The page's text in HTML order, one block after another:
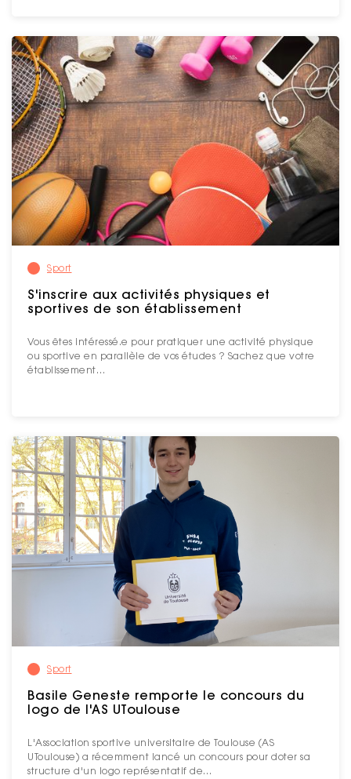
Sport
S'inscrire aux activités physiques et
sportives de son établissement
Vous êtes intéressé.e pour pratiquer une activité physique
ou sportive en parallèle de vos études ? Sachez que votre
établissement…
Sport
Basile Geneste remporte le concours du
logo de l'AS UToulouse
L'Association sportive universitaire de Toulouse (AS
UToulouse) a récemment lancé un concours pour doter sa
structure d'un logo représentatif de…